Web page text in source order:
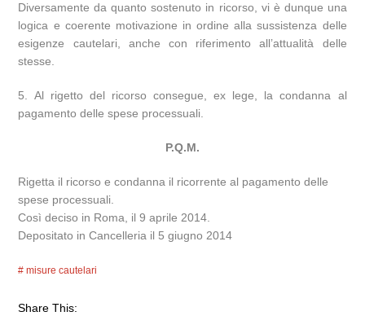
Diversamente da quanto sostenuto in ricorso, vi è dunque una
logica e coerente motivazione in ordine alla sussistenza delle
esigenze cautelari, anche con riferimento all’attualità delle
stesse.
5. Al rigetto del ricorso consegue, ex lege, la condanna al
pagamento delle spese processuali.
P.Q.M.
Rigetta il ricorso e condanna il ricorrente al pagamento delle
spese processuali.
Così deciso in Roma, il 9 aprile 2014.
Depositato in Cancelleria il 5 giugno 2014
misure cautelari
Share This: